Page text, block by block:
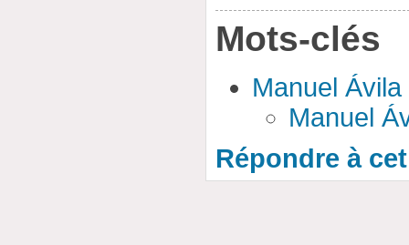
Mots-clés
Manuel Ávila
Manuel
Répondre à